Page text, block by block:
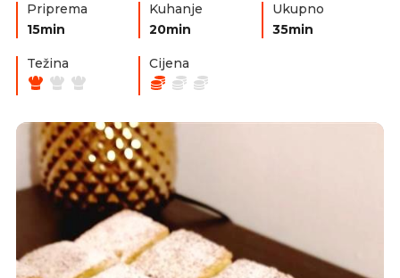
Priprema
15min
Kuhanje
20min
Ukupno
35min
Težina Cijena